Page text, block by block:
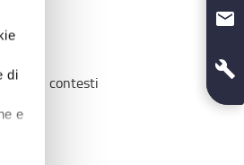
di
e
contesti